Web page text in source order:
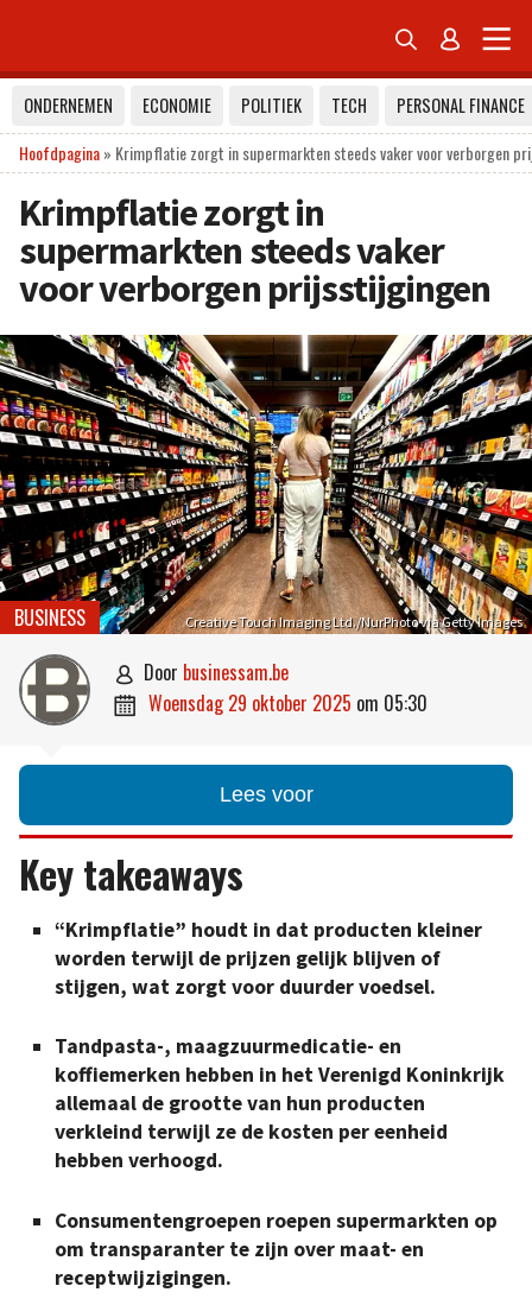
 
ONDERNEMEN ECONOMIE POLITIEK TECH
PERSONAL FINANCE
Hoofdpagina» Krimpflatie zorgt in supermarkten steeds vaker voor verborgen
Krimpflatie zorgt in
supermarkten steeds vaker
voor verborgen prijsstijgingen
Creative Touch Imaging Ltd./NurPhoto via Getty Images
BUSINESS
 door businessam.be
 woensdag 29 oktober 2025 om 05:30
Lees voor
Key takeaways
“Krimpflatie” houdt in dat producten kleiner
worden terwijl de prijzen gelijk blijven of
stijgen, wat zorgt voor duurder voedsel.
Tandpasta-, maagzuurmedicatie- en
koffiemerken hebben in het Verenigd Koninkrijk
allemaal de grootte van hun producten
verkleind terwijl ze de kosten per eenheid
hebben verhoogd.
Consumentengroepen roepen supermarkten op
om transparanter te zijn over maat- en
receptwijzigingen.